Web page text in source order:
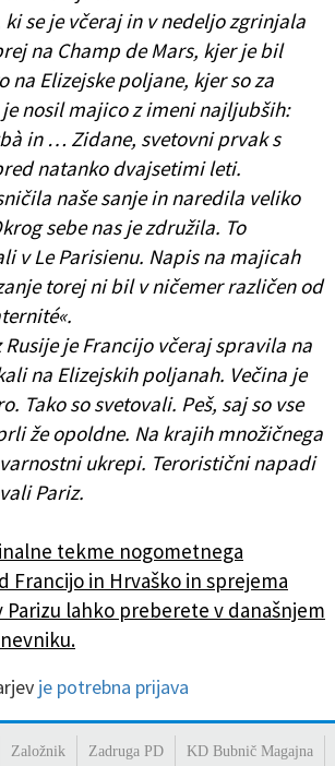
se je včeraj in v nedeljo zgrinjala
na Champ de Mars, kjer je bil
na Elizejske poljane, kjer so za
nosil majico z imeni najljubših:
in … Zidane, svetovni prvak s
natanko dvajsetimi leti.
naše sanje in naredila veliko
sebe nas je združila. To
v Le Parisienu. Napis na majicah
torej ni bil v ničemer različen od
Rusije je Francijo včeraj spravila na
na Elizejskih poljanah. Večina je
Tako so svetovali. Peš, saj so vse
že opoldne. Na krajih množičnega
ukrepi. Teroristični napadi
Pariz.
tekme nogometnega
Francijo in Hrvaško in sprejema
lahko preberete v današnjem
je potrebna prijava
Založnik Zadruga PD KD Bubnič Magajna